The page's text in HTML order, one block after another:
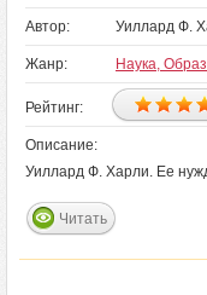
Автор: Уиллард Ф.
Жанр: Наука,
Рейтинг:
Описание:
Уиллард Ф. Харли. Ее
Читать